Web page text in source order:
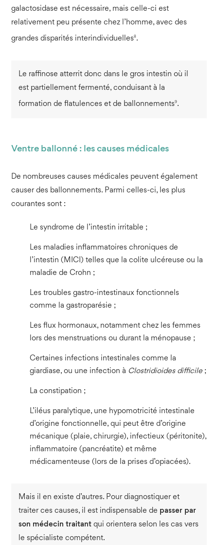
galactosidase est nécessaire, mais celle-ci est
relativement peu présente chez l’homme, avec des
grandes disparités interindividuelles8.
Le raffinose atterrit donc dans le gros intestin où il
est partiellement fermenté, conduisant à la
formation de flatulences et de ballonnements9.
Ventre ballonné : les causes médicales
De nombreuses causes médicales peuvent également
causer des ballonnements. Parmi celles-ci, les plus
courantes sont :
Le syndrome de l’intestin irritable ;
Les maladies inflammatoires chroniques de
l’intestin (MICI) telles que la colite ulcéreuse ou la
maladie de Crohn ;
Les troubles gastro-intestinaux fonctionnels
comme la gastroparésie ;
Les flux hormonaux, notamment chez les femmes
lors des menstruations ou durant la ménopause ;
Certaines infections intestinales comme la
giardiase, ou une infection à Clostridioides difficile;
La constipation ;
L’iléus paralytique, une hypomotricité intestinale
d’origine fonctionnelle, qui peut être d’origine
mécanique (plaie, chirurgie), infectieux (péritonite),
inflammatoire (pancréatite) et même
médicamenteuse (lors de la prises d’opiacées).
Mais il en existe d’autres. Pour diagnostiquer et
traiter ces causes, il est indispensable de passer par
son médecin traitantqui orientera selon les cas vers
le spécialiste compétent.